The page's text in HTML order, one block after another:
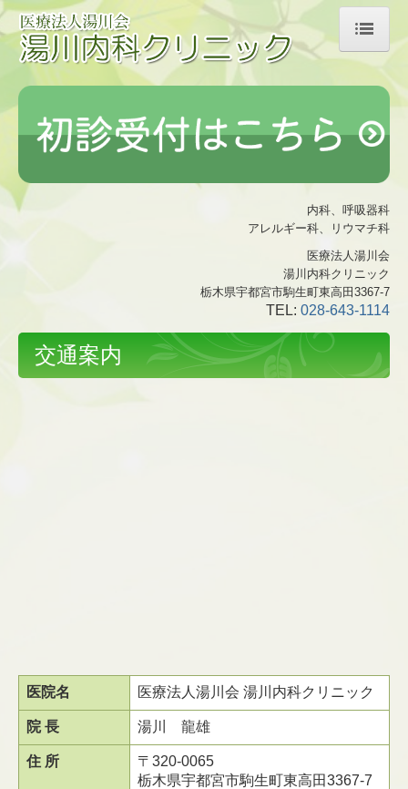
医師の紹介
診療のご案内
内科、呼吸器科
アレルギー科、リウマチ科
医療法人湯川会
湯川内科クリニック
栃木県宇都宮市駒生町東高田3367-7
TEL: 028-643-1114
交通案内
医院名 医療法人湯川会 湯川内科クリニック
院 長 湯川 龍雄
住 所
〒320-0065
栃木県宇都宮市駒生町東高田3367-7